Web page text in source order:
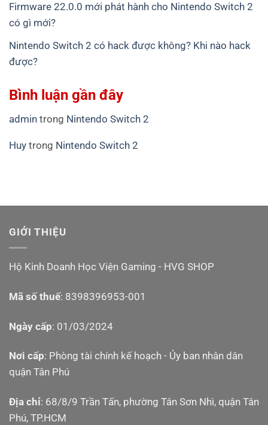
Firmware 22.0.0 mới phát hành cho Nintendo Switch 2
có gì mới?
Nintendo Switch 2 có hack được không? Khi nào hack
được?
Bình luận gần đây
admin trong Nintendo Switch 2
Huy trong Nintendo Switch 2
GIỚI THIỆU
Hộ Kinh Doanh Học Viện Gaming - HVG SHOP
Mã số thuế: 8398396953-001
Ngày cấp: 01/03/2024
Nơi cấp: Phòng tài chính kế hoạch - Ủy ban nhân dân
quận Tân Phú
Địa chỉ: 68/8/9 Trần Tấn, phường Tân Sơn Nhì, quận Tân
Phú, TP.HCM